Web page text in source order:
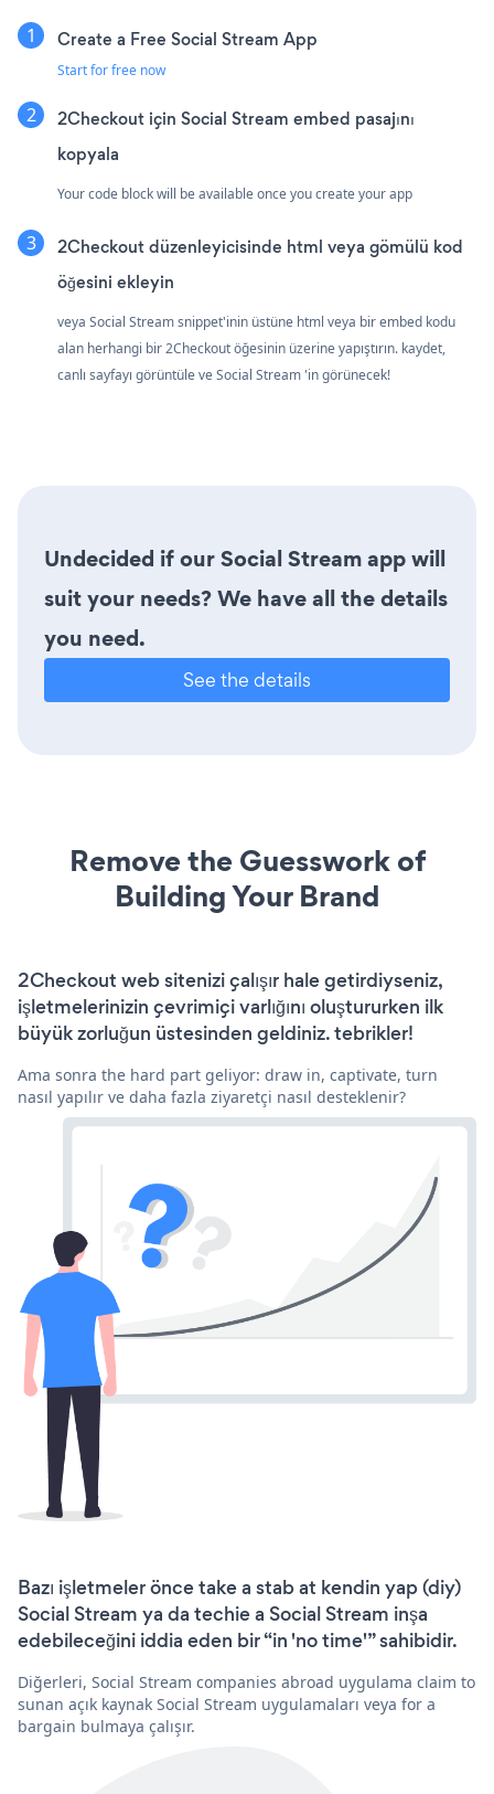
Create a Free Social Stream App
Start for free now
2Checkout için Social Stream embed pasajını
kopyala
Your code block will be available once you create your app
2Checkout düzenleyicisinde html veya gömülü kod
öğesini ekleyin
veya Social Stream snippet'inin üstüne html veya bir embed kodu
alan herhangi bir 2Checkout öğesinin üzerine yapıştırın. kaydet,
canlı sayfayı görüntüle ve Social Stream 'in görünecek!
Undecided if our Social Stream app will
suit your needs? We have all the details
you need.
See the details
Remove the Guesswork of
Building Your Brand
2Checkout web sitenizi çalışır hale getirdiyseniz,
işletmelerinizin çevrimiçi varlığını oluştururken ilk
büyük zorluğun üstesinden geldiniz. tebrikler!
Ama sonra the hard part geliyor: draw in, captivate, turn
nasıl yapılır ve daha fazla ziyaretçi nasıl desteklenir?
Bazı işletmeler önce take a stab at kendin yap (diy)
Social Stream ya da techie a Social Stream inşa
edebileceğini iddia eden bir “in 'no time'” sahibidir.
Diğerleri, Social Stream companies abroad uygulama claim to
sunan açık kaynak Social Stream uygulamaları veya for a
bargain bulmaya çalışır.